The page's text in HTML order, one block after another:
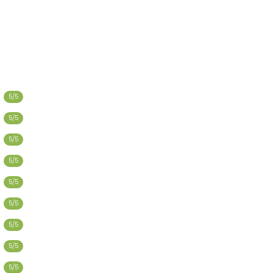
5/5
5/5
5/5
5/5
5/5
5/5
5/5
5/5
5/5